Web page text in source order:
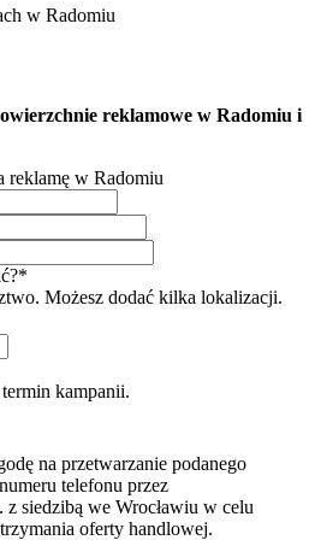
w Radomiu
reklamowe w Radomiu i
reklamę w Radomiu
Możesz dodać kilka lokalizacji.
kampanii.
na przetwarzanie podanego
telefonu przez
siedzibą we Wrocławiu w celu
oferty handlowej.